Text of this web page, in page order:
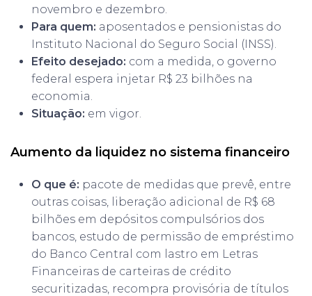
novembro e dezembro.
Para quem: aposentados e pensionistas do
Instituto Nacional do Seguro Social (INSS).
Efeito desejado: com a medida, o governo
federal espera injetar R$ 23 bilhões na
economia.
Situação: em vigor.
Aumento da liquidez no sistema financeiro
O que é: pacote de medidas que prevê, entre
outras coisas, liberação adicional de R$ 68
bilhões em depósitos compulsórios dos
bancos, estudo de permissão de empréstimo
do Banco Central com lastro em Letras
Financeiras de carteiras de crédito
securitizadas, recompra provisória de títulos